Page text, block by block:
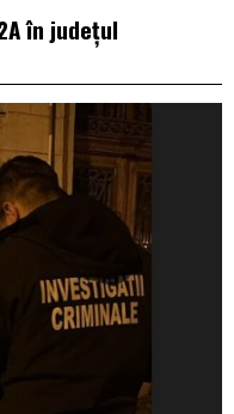
în județul